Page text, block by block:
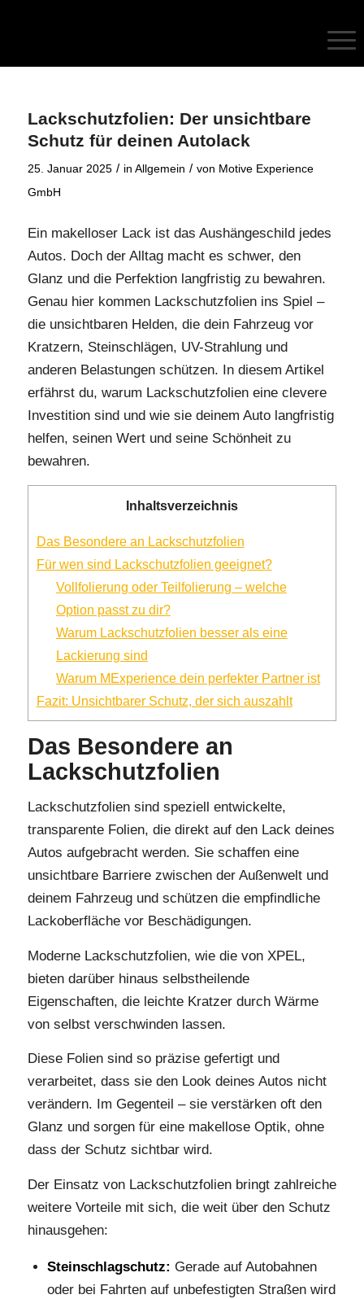
Lackschutzfolien: Der unsichtbare
Schutz für deinen Autolack
25. Januar 2025 / in Allgemein / von Motive Experience
GmbH
Ein makelloser Lack ist das Aushängeschild jedes
Autos. Doch der Alltag macht es schwer, den
Glanz und die Perfektion langfristig zu bewahren.
Genau hier kommen Lackschutzfolien ins Spiel –
die unsichtbaren Helden, die dein Fahrzeug vor
Kratzern, Steinschlägen, UV-Strahlung und
anderen Belastungen schützen. In diesem Artikel
erfährst du, warum Lackschutzfolien eine clevere
Investition sind und wie sie deinem Auto langfristig
helfen, seinen Wert und seine Schönheit zu
bewahren.
Inhaltsverzeichnis
Das Besondere an Lackschutzfolien
Für wen sind Lackschutzfolien geeignet?
Vollfolierung oder Teilfolierung – welche
Option passt zu dir?
Warum Lackschutzfolien besser als eine
Lackierung sind
Warum MExperience dein perfekter Partner ist
Fazit: Unsichtbarer Schutz, der sich auszahlt
Das Besondere an
Lackschutzfolien
Lackschutzfolien sind speziell entwickelte,
transparente Folien, die direkt auf den Lack deines
Autos aufgebracht werden. Sie schaffen eine
unsichtbare Barriere zwischen der Außenwelt und
deinem Fahrzeug und schützen die empfindliche
Lackoberfläche vor Beschädigungen.
Moderne Lackschutzfolien, wie die von XPEL,
bieten darüber hinaus selbstheilende
Eigenschaften, die leichte Kratzer durch Wärme
von selbst verschwinden lassen.
Diese Folien sind so präzise gefertigt und
verarbeitet, dass sie den Look deines Autos nicht
verändern. Im Gegenteil – sie verstärken oft den
Glanz und sorgen für eine makellose Optik, ohne
dass der Schutz sichtbar wird.
Der Einsatz von Lackschutzfolien bringt zahlreiche
weitere Vorteile mit sich, die weit über den Schutz
hinausgehen:
Steinschlagschutz: Gerade auf Autobahnen
oder bei Fahrten auf unbefestigten Straßen wird